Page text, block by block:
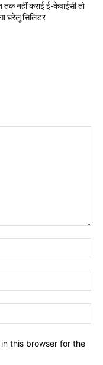
नहीं कराई ई-केवाईसी तो
घरेलू सिलिंडर
this browser for the